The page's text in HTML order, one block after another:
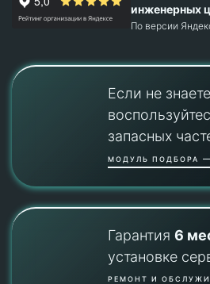
инженерных
По версии
Если не знаете
запасных
МОДУЛЬ ПОДБОРА
Гарантия 6
установке
РЕМОНТ И